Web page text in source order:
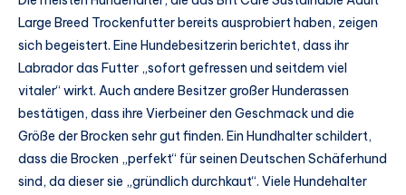
Large Breed Trockenfutter bereits ausprobiert haben, zeigen
sich begeistert. Eine Hundebesitzerin berichtet, dass ihr
Labrador das Futter „sofort gefressen und seitdem viel
vitaler“ wirkt. Auch andere Besitzer großer Hunderassen
bestätigen, dass ihre Vierbeiner den Geschmack und die
Größe der Brocken sehr gut finden. Ein Hundhalter schildert,
dass die Brocken „perfekt“ für seinen Deutschen Schäferhund
sind, da dieser sie „gründlich durchkaut“. Viele Hundehalter